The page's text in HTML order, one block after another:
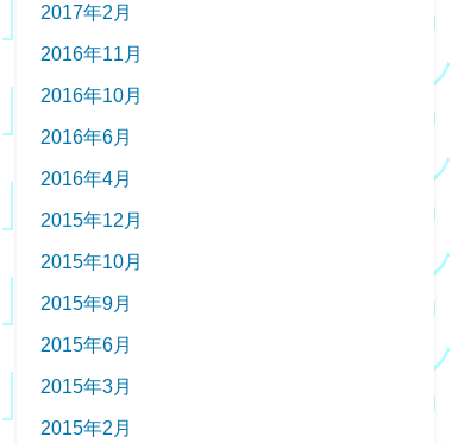
2017年2月
2016年11月
2016年10月
2016年6月
2016年4月
2015年12月
2015年10月
2015年9月
2015年6月
2015年3月
2015年2月